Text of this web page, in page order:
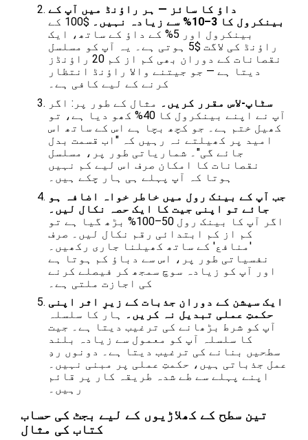
داؤ کا سائز — ہر راؤنڈ میں آپ کے
بینکرول کا 3–10% سے زیادہ نہیں۔
$100 کے
بینکرول اور 5% کے داؤ کے ساتھ، ایک
راؤنڈ کی لاگت $5 ہوتی ہے۔ یہ آپ کو مسلسل
نقصانات کے دوران بھی کم از کم 20 راؤنڈز
دیتا ہے — جو جیتنے والا راؤنڈ انتظار
کرنے کے لیے کافی ہے۔
سٹاپ-لاس مقرر کریں۔ مثال کے طور پر: اگر
آپ نے اپنے بینکرول کا 40% کھو دیا ہے، تو
کھیل ختم ہے۔ جو کچھ بچا ہے اس کے ساتھ اس
امید پر کھیلتے نہ رہیں کہ "اب قسمت بدل
جائے گی"۔ شماریاتی طور پر، مسلسل
نقصانات کا امکان صرف اس لیے کم نہیں
ہوتا کہ آپ پہلے ہی ہار چکے ہیں۔
جب آپ کے بینک رول میں خاطر خواہ اضافہ ہو
جائے تو اپنی جیت کا ایک حصہ نکال لیں۔
اگر آپ کا بینک رول 50–100% بڑھ گیا ہے تو
کم از کم ابتدائی رقم نکال لیں۔ صرف
'منافع' کے ساتھ کھیلنا جاری رکھیں۔
نفسیاتی طور پر، اس سے دباؤ کم ہوتا ہے
اور آپ کو زیادہ سوچ سمجھ کر فیصلے کرنے
کی اجازت ملتی ہے۔
ایک سیشن کے دوران جذبات کے زیرِ اثر اپنی
حکمتِ عملی تبدیل نہ کریں۔
ہار کا سلسلہ
آپ کو شرط بڑھانے کی ترغیب دیتا ہے۔ جیت
کا سلسلہ آپ کو معمول سے زیادہ بلند
سطحیں بنانے کی ترغیب دیتا ہے۔ دونوں ردِ
عمل جذباتی ہیں، حکمتِ عملی پر مبنی نہیں۔
اپنے پہلے سے طے شدہ طریقہ کار پر قائم
رہیں۔
تین سطح کے کھلاڑیوں کے لیے بجٹ کی حساب
کتاب کی مثال